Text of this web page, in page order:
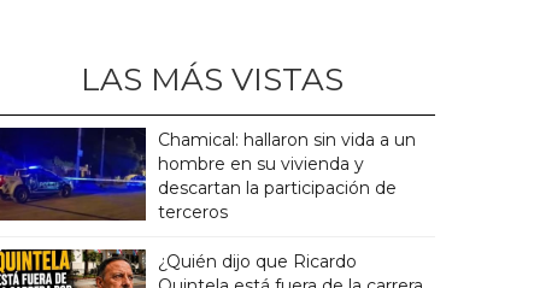
LAS MÁS VISTAS
Chamical: hallaron sin vida a un
hombre en su vivienda y
descartan la participación de
terceros
¿Quién dijo que Ricardo